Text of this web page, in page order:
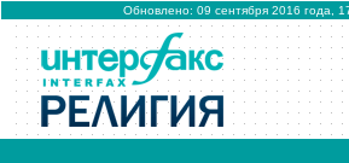
Обновлено: 09 сентября 2016 года,